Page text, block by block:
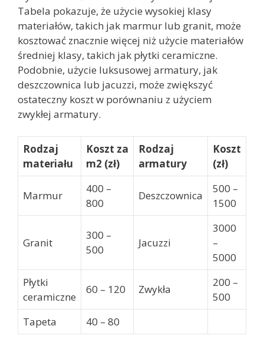
Tabela pokazuje, że użycie wysokiej klasy
materiałów, takich jak marmur lub granit, może
kosztować znacznie więcej niż użycie materiałów
średniej klasy, takich jak płytki ceramiczne.
Podobnie, użycie luksusowej armatury, jak
deszczownica lub jacuzzi, może zwiększyć
ostateczny koszt w porównaniu z użyciem
zwykłej armatury.
Rodzaj
materiału
Koszt za
m2 (zł)
Rodzaj
armatury
Koszt
(zł)
Marmur
400 –
800
Deszczownica
500 –
1500
Granit
300 –
500
Jacuzzi
3000
–
5000
Płytki
ceramiczne
60 – 120 Zwykła
200 –
500
Tapeta
40 – 80